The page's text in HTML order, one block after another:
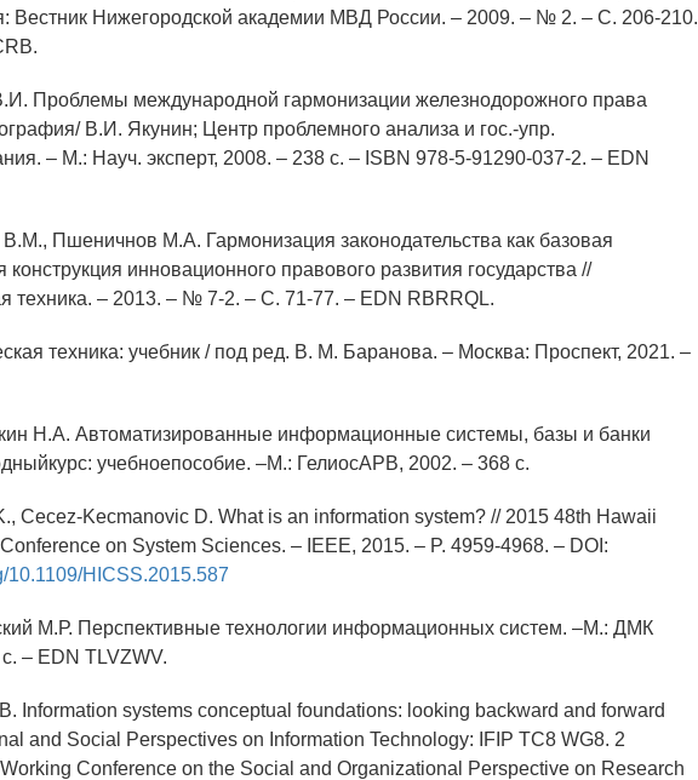
Вестник Нижегородской академии МВД России. – 2009. – № 2. – С. 206-210.
Проблемы международной гармонизации железнодорожного права
В.И. Якунин; Центр проблемного анализа и гос.-упр.
– М.: Науч. эксперт, 2008. – 238 с. – ISBN 978-5-91290-037-2. – EDN
Пшеничнов М.А. Гармонизация законодательства как базовая
конструкция инновационного правового развития государства //
техника. – 2013. – № 7-2. – С. 71-77. – EDN RBRRQL.
техника: учебник / под ред. В. М. Баранова. – Москва: Проспект, 2021. –
Н.А. Автоматизированные информационные системы, базы и банки
учебноепособие. –М.: ГелиосАРВ, 2002. – 368 с.
Cecez-Kecmanovic D. What is an information system? // 2015 48th Hawaii
on System Sciences. – IEEE, 2015. – P. 4959-4968. – DOI:
10.1109/HICSS.2015.587
М.Р. Перспективные технологии информационных систем. –М.: ДМК
– EDN TLVZWV.
Information systems conceptual foundations: looking backward and forward
and Social Perspectives on Information Technology: IFIP TC8 WG8. 2
Conference on the Social and Organizational Perspective on Research